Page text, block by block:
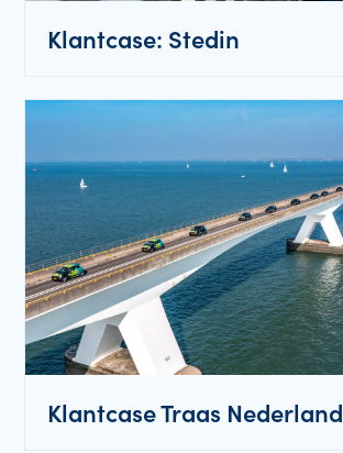
Klantcase: Stedin
Klantcase Traas Nederland